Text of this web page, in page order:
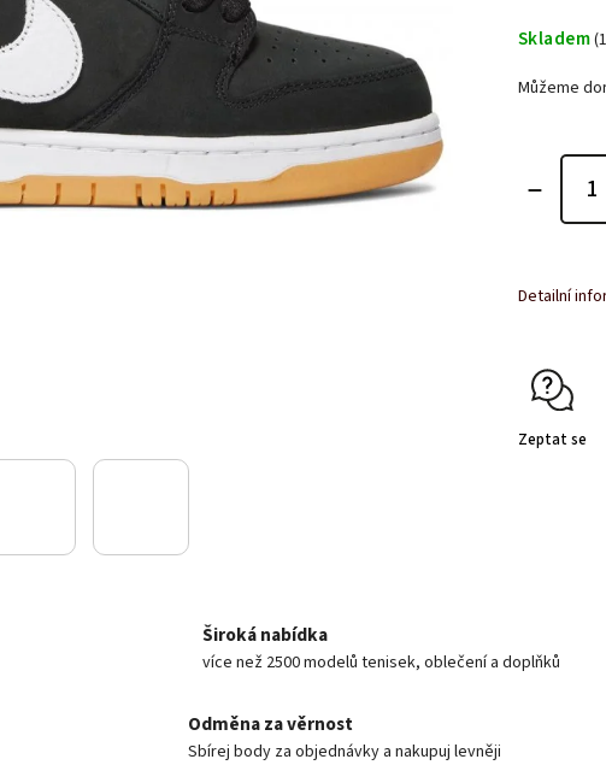
Skladem
Můžeme
Detailní
Zeptat se
Široká nabídka
více než 2500 modelů tenisek, oblečení a doplňků
Odměna za věrnost
Sbírej body za objednávky a nakupuj levněji